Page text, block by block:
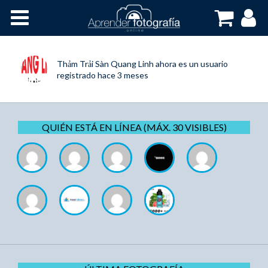
Cursos OnLine
Thảm Trải Sàn Quang Linh ahora es un usuario
registrado hace 3 meses
QUIÉN ESTÁ EN LÍNEA (MÁX. 30 VISIBLES)